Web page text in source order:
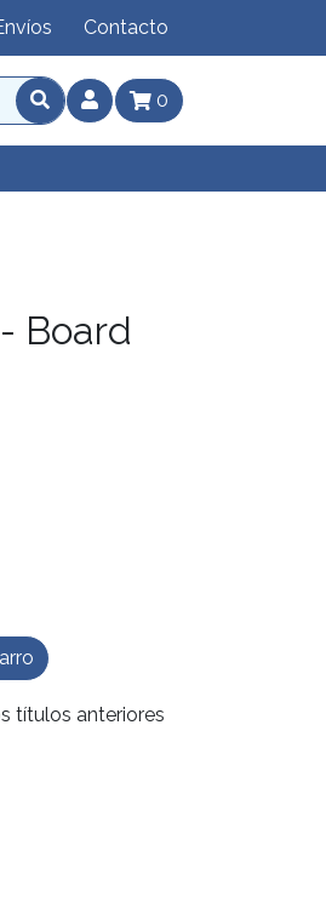
Contacto
0
Board
títulos anteriores